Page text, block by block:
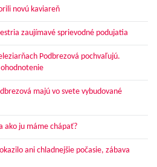
novú kaviareň
zaujímavé sprievodné podujatia
Podbrezová pochvaľujú.
majú vo svete vybudované
ako ju máme chápať?
ani chladnejšie počasie, zábava